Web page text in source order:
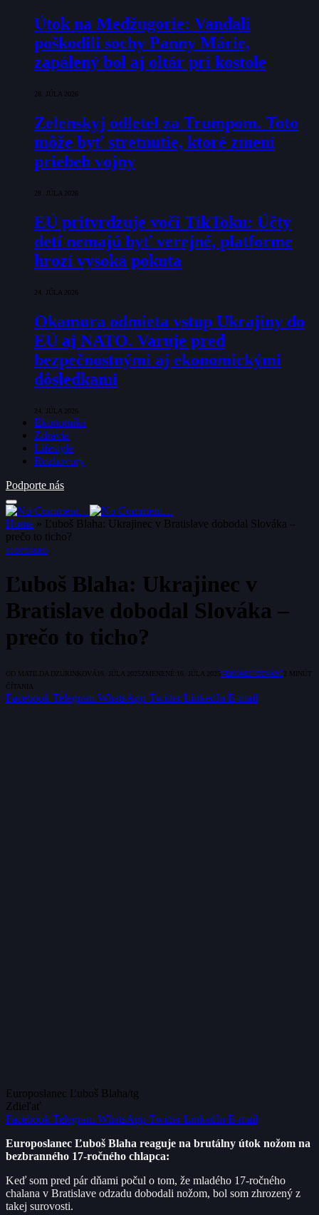
Útok na Medžugorie: Vandali
poškodili sochy Panny Márie,
zapálený bol aj oltár pri kostole
28. JÚLA 2026
Zelenskyj odletel za Trumpom. Toto
môže byť stretnutie, ktoré zmení
priebeh vojny
28. JÚLA 2026
EÚ pritvrdzuje voči TikToku: Účty
detí nemajú byť verejné, platforme
hrozí vysoká pokuta
24. JÚLA 2026
Okamura odmieta vstup Ukrajiny do
EÚ aj NATO. Varuje pred
bezpečnostnými aj ekonomickými
dôsledkami
24. JÚLA 2026
Ekonomika
Zdravie
Lifestyle
Rozhovory
Podporte nás
Home » Ľuboš Blaha: Ukrajinec v Bratislave dobodal Slováka –
prečo to ticho?
SLOVENSKO
Ľuboš Blaha: Ukrajinec v
Bratislave dobodal Slováka –
prečo to ticho?
OD MATILDA DZURINKOVÁ 16. JÚLA 2025ZMENENÉ: 16. JÚLA 2025NEKOMENTOVANÉ 2 MINÚT
ČÍTANIA
Facebook Telegram WhatsApp Twitter LinkedIn E-mail
Europoslanec Ľuboš Blaha/tg
Zdieľať
Facebook Telegram WhatsApp Twitter LinkedIn E-mail
Europoslanec Ľuboš Blaha reaguje na brutálny útok nožom na
bezbranného 17-ročného chlapca:
Keď som pred pár dňami počul o tom, že mladého 17-ročného
chalana v Bratislave odzadu dobodali nožom, bol som zhrozený z
takej surovosti.